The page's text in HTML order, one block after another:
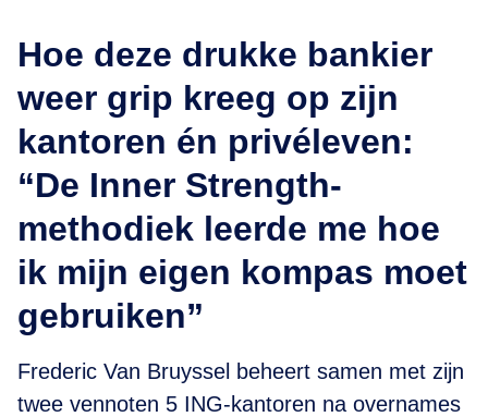
Hoe deze drukke bankier
weer grip kreeg op zijn
kantoren én privéleven:
“De Inner Strength-
methodiek leerde me hoe
ik mijn eigen kompas moet
gebruiken”
Frederic Van Bruyssel beheert samen met zijn
twee vennoten 5 ING-kantoren na overnames